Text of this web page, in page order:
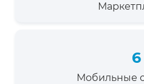
6
Мобильные